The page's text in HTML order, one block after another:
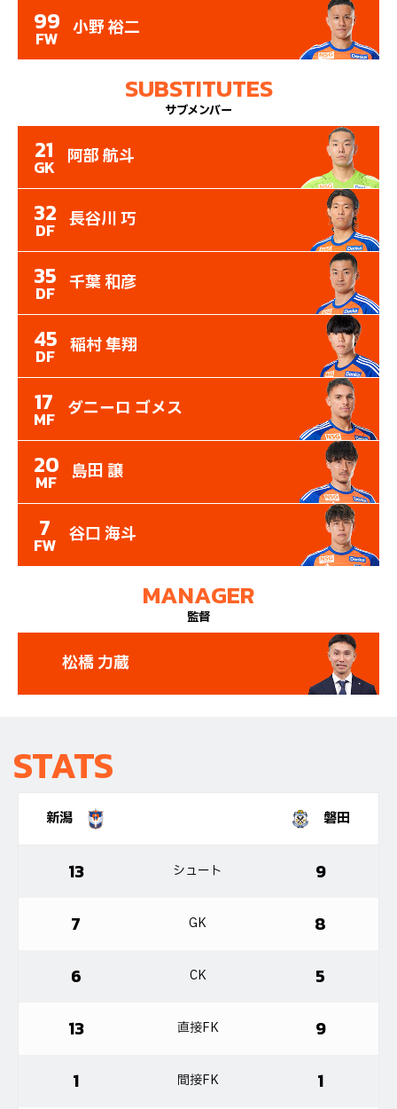
99
FW 小野 裕二
SUBSTITUTES
サブメンバー
21
GK 阿部 航斗
32
DF 長谷川 巧
35
DF 千葉 和彦
45
DF 稲村 隼翔
17
MF ダニーロ ゴメス
20
MF 島田 譲
7
FW 谷口 海斗
MANAGER
監督
松橋 力蔵
STATS
新潟 磐田
13 シュート
9
7
GK
8
6
CK
5
13
直接FK
9
1
間接FK
1